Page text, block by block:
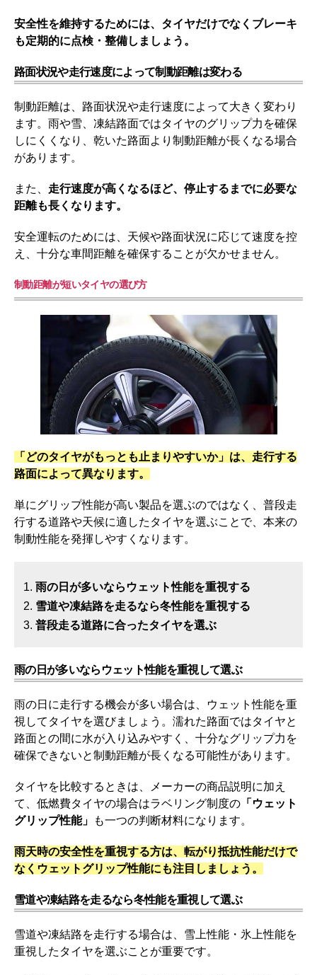
安全性を維持するためには、タイヤだけでなくブレーキ
も定期的に点検・整備しましょう。
路面状況や走行速度によって制動距離は変わる
制動距離は、路面状況や走行速度によって大きく変わり
ます。雨や雪、凍結路面ではタイヤのグリップ力を確保
しにくくなり、乾いた路面より制動距離が長くなる場合
があります。
また、 走行速度が高くなるほど、停止するまでに必要な
距離も長くなります。
安全運転のためには、天候や路面状況に応じて速度を控
え、十分な車間距離を確保することが欠かせません。
制動距離が短いタイヤの選び方
「どのタイヤがもっとも止まりやすいか」は、走行する
路面によって異なります。
単にグリップ性能が高い製品を選ぶのではなく、普段走
行する道路や天候に適したタイヤを選ぶことで、本来の
制動性能を発揮しやすくなります。
雨の日が多いならウェット性能を重視する
雪道や凍結路を走るなら冬性能を重視する
普段走る道路に合ったタイヤを選ぶ
雨の日が多いならウェット性能を重視して選ぶ
雨の日に走行する機会が多い場合は、ウェット性能を重
視してタイヤを選びましょう。濡れた路面ではタイヤと
路面との間に水が入り込みやすく、十分なグリップ力を
確保できないと制動距離が長くなる可能性があります。
タイヤを比較するときは、メーカーの商品説明に加え
て、低燃費タイヤの場合はラベリング制度の 「ウェット
グリップ性能」
も一つの判断材料になります。
雨天時の安全性を重視する方は、転がり抵抗性能だけで
なくウェットグリップ性能にも注目しましょう。
雪道や凍結路を走るなら冬性能を重視して選ぶ
雪道や凍結路を走行する場合は、雪上性能・氷上性能を
重視したタイヤを選ぶことが重要です。